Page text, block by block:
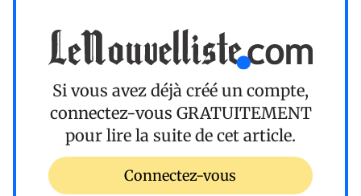
Si vous avez déjà créé un compte,
connectez-vous GRATUITEMENT
pour lire la suite de cet article.
Connectez-vous